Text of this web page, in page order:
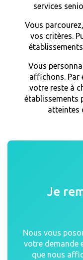
services
Vous
vos critères.
Vous
affichons. Par
votre reste à
établissements
atteintes
Je
Nous vous
votre demande
que nous